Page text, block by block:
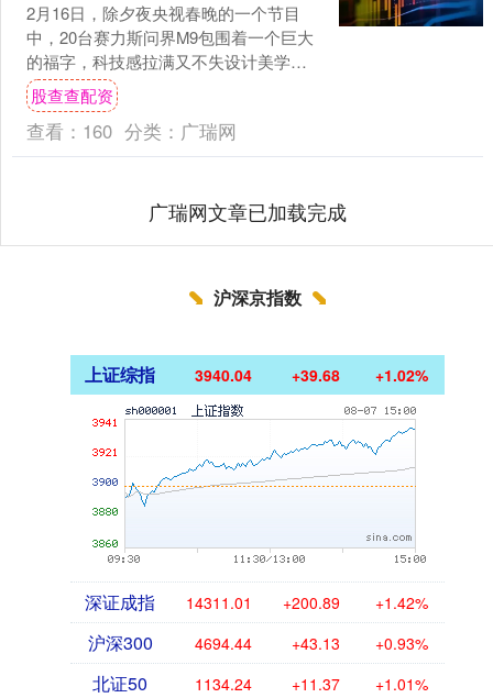
2月16日，除夕夜央视春晚的一个节目
中，20台赛力斯问界M9包围着一个巨大
的福字，科技感拉满又不失设计美学，
引发众多网友热议。 这已是赛力斯连续
第三年登上春晚了....
股查查配资
查看： 160 分类： 广瑞网
广瑞网文章已加载完成
沪深京指数
上证综指 3940.04 +39.68 +1.02%
深证成指 14311.01 +200.89 +1.42%
沪深300 4694.44 +43.13 +0.93%
北证50 1134.24 +11.37 +1.01%